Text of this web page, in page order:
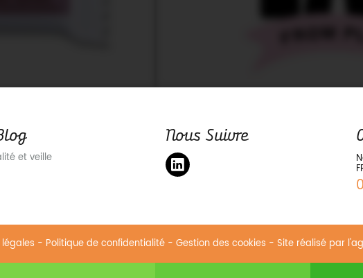
et veille
Nous Suivre
- Politique de confidentialité- Gestion des cookies - Site réalisé par